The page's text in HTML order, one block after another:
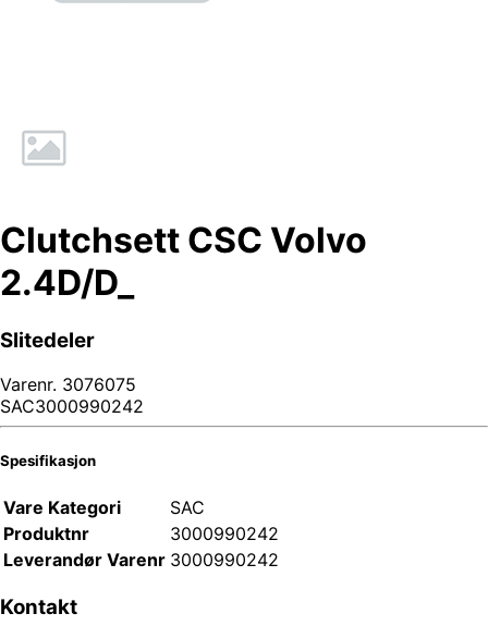
Clutchsett CSC Volvo
2.4D/D_
Slitedeler
Varenr. 3076075
SAC3000990242
Spesifikasjon
Vare Kategori
SAC
Produktnr
3000990242
Leverandør Varenr 3000990242
Kontakt